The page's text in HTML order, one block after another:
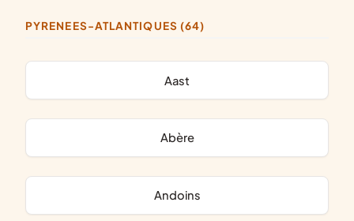
PYRENEES-ATLANTIQUES (64)
Aast
Abère
Andoins